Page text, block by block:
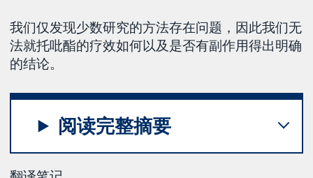
我们仅发现少数研究的方法存在问题，因此我们无
法就托吡酯的疗效如何以及是否有副作用得出明确
的结论。
阅读完整摘要